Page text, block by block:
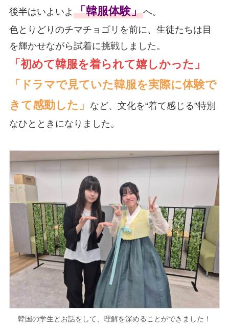
後半はいよいよ 「韓服体験」へ。
色とりどりのチマチョゴリを前に、生徒たちは目
を輝かせながら試着に挑戦しました。
「初めて韓服を着られて嬉しかった」
「ドラマで見ていた韓服を実際に体験で
きて感動した」
など、文化を“着て感じる”特別
なひとときになりました。
韓国の学生とお話をして、理解を深めることができました！